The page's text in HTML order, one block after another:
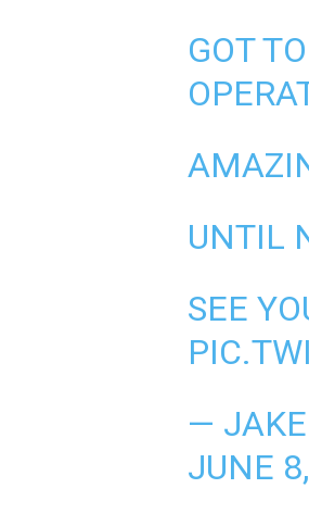
GOT
UNTIL
SEE
—
JUNE